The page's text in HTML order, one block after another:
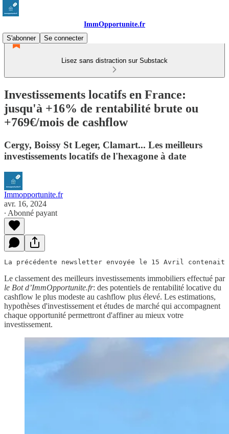
ImmOpportunite.fr
S'abonner
Se connecter
Lisez sans distraction sur Substack
Investissements locatifs en France:
jusqu'à +16% de rentabilité brute ou
+769€/mois de cashflow
Cergy, Boissy St Leger, Clamart... Les meilleurs
investissements locatifs de l'hexagone à date
Immopportunite.fr
avr. 16, 2024
∙ Abonné payant
La précédente newsletter envoyée le 15 Avril
Le classement des meilleurs investissements immobiliers effectué par
le Bot d’ImmOpportunite.fr: des potentiels de rentabilité locative du
cashflow le plus modeste au cashflow plus élevé. Les estimations,
hypothèses d'investissement et études de marché qui accompagnent
chaque opportunité permettront d'affiner au mieux votre
investissement.